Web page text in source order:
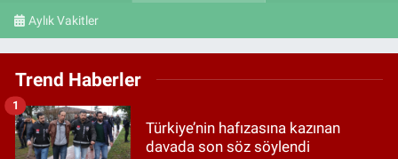
Aylık Vakitler
Trend Haberler
Türkiye’nin hafızasına kazınan
davada son söz söylendi
1